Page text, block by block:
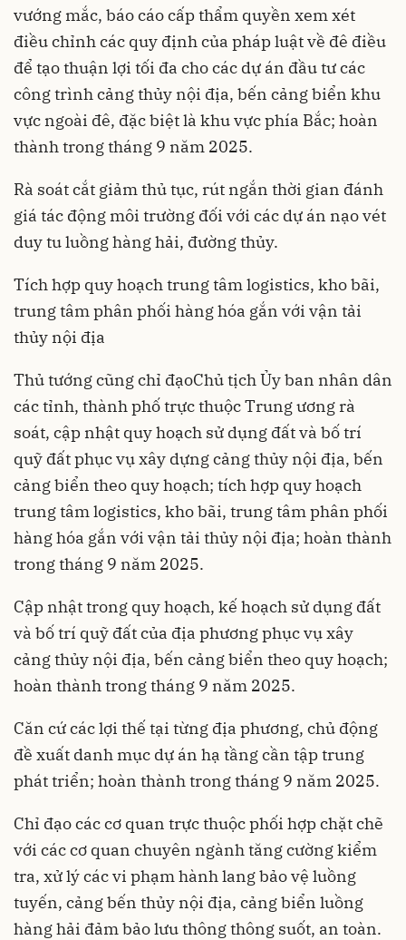
vướng mắc, báo cáo cấp thẩm quyền xem xét
điều chỉnh các quy định của pháp luật về đê điều
để tạo thuận lợi tối đa cho các dự án đầu tư các
công trình cảng thủy nội địa, bến cảng biển khu
vực ngoài đê, đặc biệt là khu vực phía Bắc; hoàn
thành trong tháng 9 năm 2025.
Rà soát cắt giảm thủ tục, rút ngắn thời gian đánh
giá tác động môi trường đối với các dự án nạo vét
duy tu luồng hàng hải, đường thủy.
Tích hợp quy hoạch trung tâm logistics, kho bãi,
trung tâm phân phối hàng hóa gắn với vận tải
thủy nội địa
Thủ tướng cũng chỉ đạoChủ tịch Ủy ban nhân dân
các tỉnh, thành phố trực thuộc Trung ương rà
soát, cập nhật quy hoạch sử dụng đất và bố trí
quỹ đất phục vụ xây dựng cảng thủy nội địa, bến
cảng biển theo quy hoạch; tích hợp quy hoạch
trung tâm logistics, kho bãi, trung tâm phân phối
hàng hóa gắn với vận tải thủy nội địa; hoàn thành
trong tháng 9 năm 2025.
Cập nhật trong quy hoạch, kế hoạch sử dụng đất
và bố trí quỹ đất của địa phương phục vụ xây
cảng thủy nội địa, bến cảng biển theo quy hoạch;
hoàn thành trong tháng 9 năm 2025.
Căn cứ các lợi thế tại từng địa phương, chủ động
đề xuất danh mục dự án hạ tầng cần tập trung
phát triển; hoàn thành trong tháng 9 năm 2025.
Chỉ đạo các cơ quan trực thuộc phối hợp chặt chẽ
với các cơ quan chuyên ngành tăng cường kiểm
tra, xử lý các vi phạm hành lang bảo vệ luồng
tuyến, cảng bến thủy nội địa, cảng biển luồng
hàng hải đảm bảo lưu thông thông suốt, an toàn.